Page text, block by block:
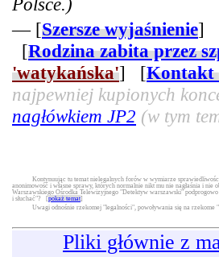
— [Szersze wyjaśnienie]
[Rodzina zabita przez
'watykańska'] [Kontakt
najpewniej kupionych
nagłówkiem JP2 (w tym
Kontynuując tu temat nielegalnych forów w wymiarze
anonimowość i własne sprawy, których normalnie nikt mu nie nagłaśnia i nie
Warszawskiego Ośrodka Telewizyjnego "Detektyw warszawski"
i słuchać"? [pokaż temat]
Uwagi odnośnie rzekomej "legalności", powoływania się na
Pliki głównie z